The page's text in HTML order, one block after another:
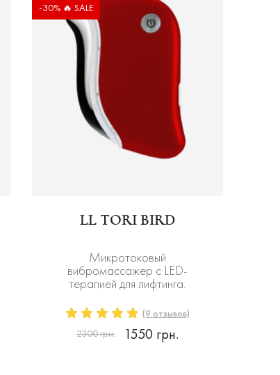
-30% 🔥 SALE
LL TORI BIRD
Микротоковый
вибромассажер с LED-
терапией для лифтинга.
(9 отзывов)
2300 грн.
1550 грн.